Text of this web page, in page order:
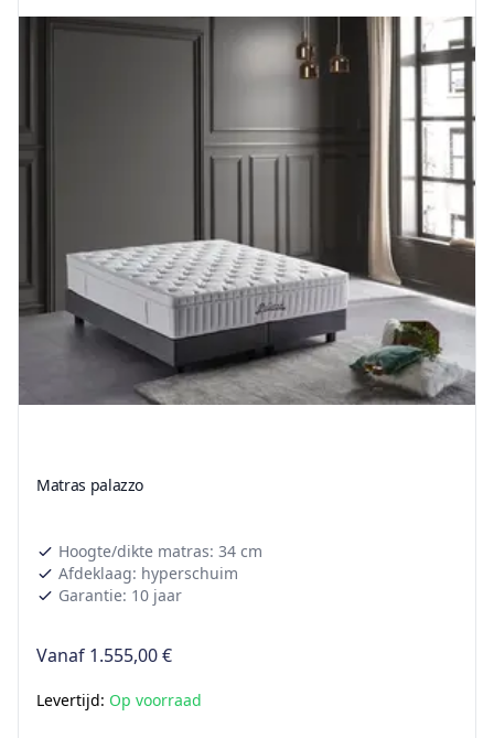
Matras palazzo
Hoogte/dikte matras: 34 cm
Afdeklaag: hyperschuim
Garantie: 10 jaar
Vanaf 1.555,00 €
Levertijd: Op voorraad